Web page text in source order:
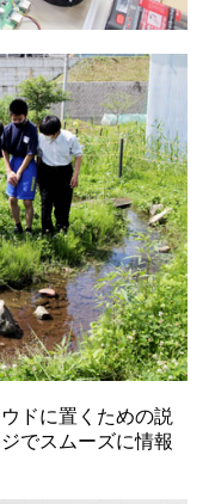
ドに置くための説
でスムーズに情報